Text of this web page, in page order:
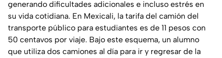
generando dificultades adicionales e incluso estrés en
su vida cotidiana. En Mexicali, la tarifa del camión del
transporte público para estudiantes es de 11 pesos con
50 centavos por viaje. Bajo este esquema, un alumno
que utiliza dos camiones al día para ir y regresar de la